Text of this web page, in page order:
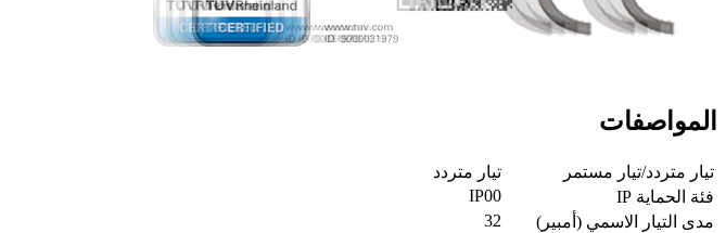
المواصفات
تيار متردد/تيار مستمر
تيار متردد
فئة الحماية IP
IP00
مدى التيار الاسمي (أمبير)
32